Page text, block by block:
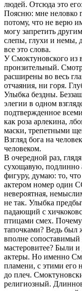
людей. Отсюда это
Поясню: мне неловко
потому, что не верю
могу запретить
слепы, глухи и немы,
все это слова.
У Смоктуновского из
пронзительный.
расширены во весь
отчаяния, ни горя.
Улыбка бездны.
элегии в одном
подтвержденное
как роза арлекина,
маски, трепетными
Взгляд бога на
человеком.
В очередной раз,
сухощавую, подлинно
фигуру, думаю: то,
актером номер один
невероятная,
не так. Улыбка
падающий с
птицами смех.
тапочками? Ведь был
вполне сопоставимый
мастеровитее? Были
актеры. Но именно
пламени, с этими его
до плеч.
религиозный.